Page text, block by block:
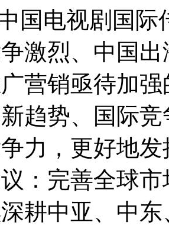
国电视剧国
激烈、中国
营销亟待加
趋势、国际
力，更好地
：完善全球
耕中亚、中